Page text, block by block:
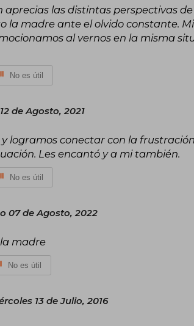
aprecias las distintas perspectivas
la madre ante el olvido constante.
al vernos en la misma
No es útil
de Agosto, 2021
logramos conectar con la
Les encantó y a mi también.
No es útil
07 de Agosto, 2022
madre
No es útil
13 de Julio, 2016